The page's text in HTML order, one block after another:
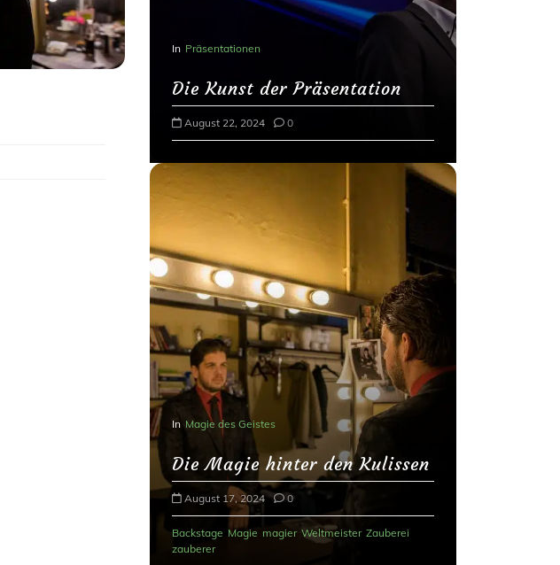
In Präsentationen
Die Kunst der Präsentation
August 22, 2024 0
In Magie des Geistes
Die Magie hinter den Kulissen
August 17, 2024 0
Backstage Magie magier Weltmeister Zauberei
zauberer